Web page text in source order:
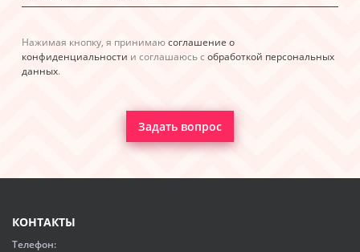
Нажимая кнопку, я принимаюсоглашение о
конфиденциальности и соглашаюсь с обработкой персональных
данных.
Задать вопрос
КОНТАКТЫ
Телефон: